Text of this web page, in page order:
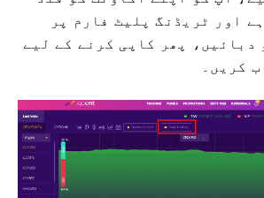
اور ٹریڈنگ پلیٹ فارم پر
دبائیں، پھر کاپی کرنے کے لیے
کریں۔